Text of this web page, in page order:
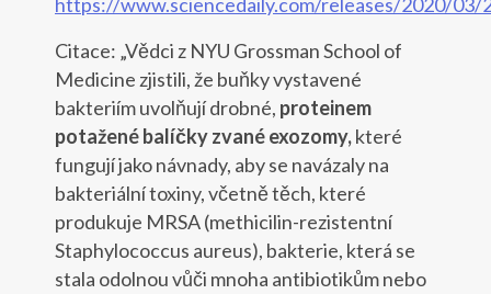
Citace: „Vědci z NYU Grossman School of
Medicine zjistili, že buňky vystavené
bakteriím uvolňují drobné, proteinem
potažené balíčky zvané exozomy,které
fungují jako návnady, aby se navázaly na
bakteriální toxiny, včetně těch, které
produkuje MRSA (methicilin-rezistentní
Staphylococcus aureus), bakterie, která se
stala odolnou vůči mnoha antibiotikům nebo